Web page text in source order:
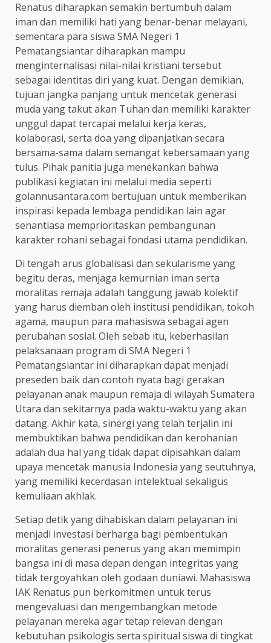
Renatus diharapkan semakin bertumbuh dalam
iman dan memiliki hati yang benar-benar melayani,
sementara para siswa SMA Negeri 1
Pematangsiantar diharapkan mampu
menginternalisasi nilai-nilai kristiani tersebut
sebagai identitas diri yang kuat. Dengan demikian,
tujuan jangka panjang untuk mencetak generasi
muda yang takut akan Tuhan dan memiliki karakter
unggul dapat tercapai melalui kerja keras,
kolaborasi, serta doa yang dipanjatkan secara
bersama-sama dalam semangat kebersamaan yang
tulus. Pihak panitia juga menekankan bahwa
publikasi kegiatan ini melalui media seperti
golannusantara.com bertujuan untuk memberikan
inspirasi kepada lembaga pendidikan lain agar
senantiasa memprioritaskan pembangunan
karakter rohani sebagai fondasi utama pendidikan.
Di tengah arus globalisasi dan sekularisme yang
begitu deras, menjaga kemurnian iman serta
moralitas remaja adalah tanggung jawab kolektif
yang harus diemban oleh institusi pendidikan, tokoh
agama, maupun para mahasiswa sebagai agen
perubahan sosial. Oleh sebab itu, keberhasilan
pelaksanaan program di SMA Negeri 1
Pematangsiantar ini diharapkan dapat menjadi
preseden baik dan contoh nyata bagi gerakan
pelayanan anak maupun remaja di wilayah Sumatera
Utara dan sekitarnya pada waktu-waktu yang akan
datang. Akhir kata, sinergi yang telah terjalin ini
membuktikan bahwa pendidikan dan kerohanian
adalah dua hal yang tidak dapat dipisahkan dalam
upaya mencetak manusia Indonesia yang seutuhnya,
yang memiliki kecerdasan intelektual sekaligus
kemuliaan akhlak.
Setiap detik yang dihabiskan dalam pelayanan ini
menjadi investasi berharga bagi pembentukan
moralitas generasi penerus yang akan memimpin
bangsa ini di masa depan dengan integritas yang
tidak tergoyahkan oleh godaan duniawi. Mahasiswa
IAK Renatus pun berkomitmen untuk terus
mengevaluasi dan mengembangkan metode
pelayanan mereka agar tetap relevan dengan
kebutuhan psikologis serta spiritual siswa di tingkat